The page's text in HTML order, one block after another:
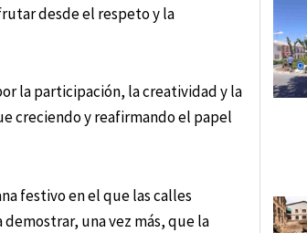
desde el respeto y la
la participación, la creatividad y la
creciendo y reafirmando el papel
festivo en el que las calles
demostrar, una vez más, que la